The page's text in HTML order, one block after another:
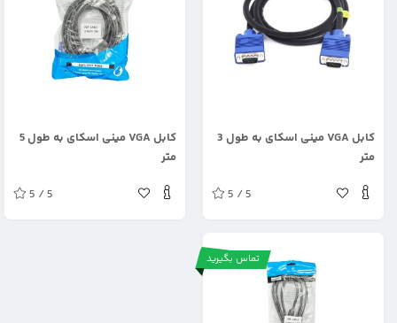
کابل VGA مینی اسکای به طول 3
متر
5 / 5
کابل VGA مینی اسکای به طول 5
متر
5 / 5
تماس بگیرید